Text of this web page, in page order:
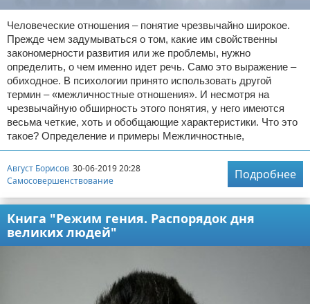
Человеческие отношения – понятие чрезвычайно широкое.
Прежде чем задумываться о том, какие им свойственны
закономерности развития или же проблемы, нужно
определить, о чем именно идет речь. Само это выражение –
обиходное. В психологии принято использовать другой
термин – «межличностные отношения». И несмотря на
чрезвычайную обширность этого понятия, у него имеются
весьма четкие, хоть и обобщающие характеристики. Что это
такое? Определение и примеры Межличностные,
Август Борисов 30-06-2019 20:28
Самосовершенствование
Подробнее
Книга "Режим гения. Распорядок дня
великих людей"